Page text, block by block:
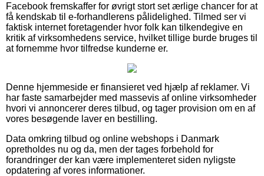
Facebook fremskaffer for øvrigt stort set ærlige chancer for at
få kendskab til e-forhandlerens pålidelighed. Tilmed ser vi
faktisk internet foretagender hvor folk kan tilkendegive en
kritik af virksomhedens service, hvilket tillige burde bruges til
at fornemme hvor tilfredse kunderne er.
Denne hjemmeside er finansieret ved hjælp af reklamer. Vi
har faste samarbejder med massevis af online virksomheder
hvori vi annoncerer deres tilbud, og tager provision om en af
vores besøgende laver en bestilling.
Data omkring tilbud og online webshops i Danmark
opretholdes nu og da, men der tages forbehold for
forandringer der kan være implementeret siden nyligste
opdatering af vores informationer.